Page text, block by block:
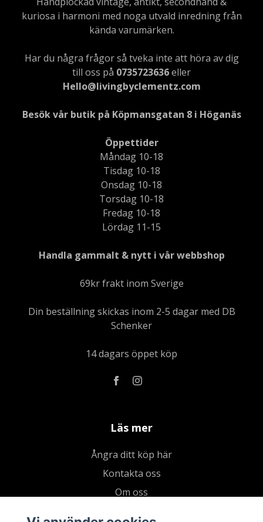
kuriosa i harmoni med noga utvald inredning från
kända varumärken.
Har du några frågor så tveka inte att höra av dig
till oss på 0735723636eller
Hello@livingbyclementz.com
Besök vår butik på Köpmansgatan 8 i Höganäs
Öppettider
Måndag 10-18
Tisdag 10-18
Onsdag 10-18
Torsdag 10-18
Fredag 10-18
Lördag 11-15
Handla gammalt & nytt i vår webbshop
69kr frakt inom Sverige
Din beställning skickas inom 2-5 dagar med DB
Schenker
14 dagars öppet köp
Läs mer
Ångra ditt köp här
Kontakta oss
Om oss